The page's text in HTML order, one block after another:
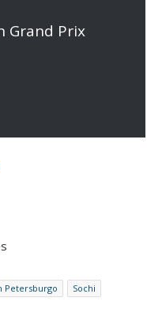
Grand Prix
Petersburgo
Sochi